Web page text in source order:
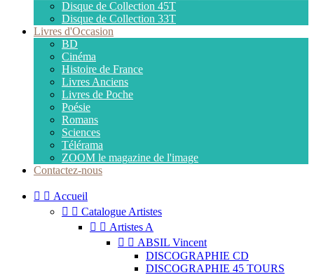
Disque de Collection 45T
Disque de Collection 33T
Livres d'Occasion
BD
Cinéma
Histoire de France
Livres Anciens
Livres de Poche
Poésie
Romans
Sciences
Télérama
ZOOM le magazine de l'image
Contactez-nous
  Accueil
  Catalogue Artistes
  Artistes A
  ABSIL Vincent
DISCOGRAPHIE CD
DISCOGRAPHIE 45 TOURS